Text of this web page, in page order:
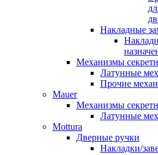
Накладные
Механизмы
Латунные
Прочие
Mauer
Механизмы
Латунные
Mottura
Дверные ручки
Накладки/